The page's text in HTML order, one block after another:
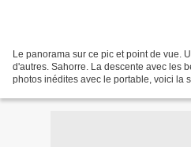
Le panorama sur ce pic et point de vue.
d'autres. Sahorre. La descente avec les
photos inédites avec le portable, voici la